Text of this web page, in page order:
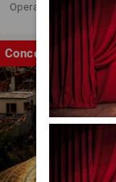
Opera Brasov
Concert